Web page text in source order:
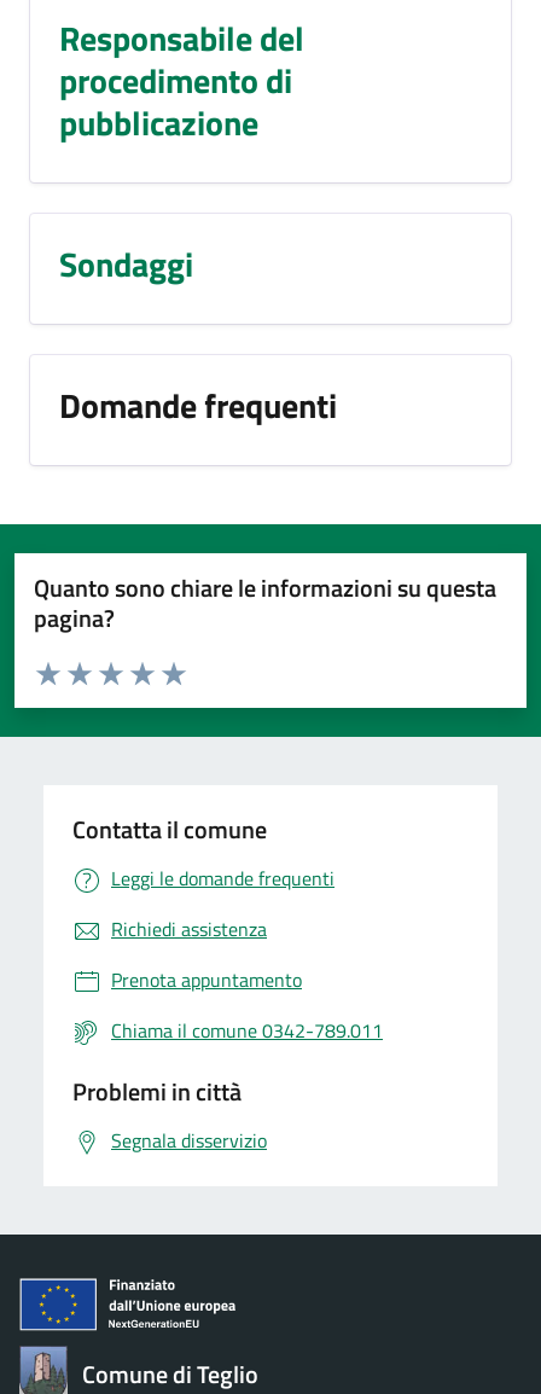
Responsabile del
procedimento di
pubblicazione
Sondaggi
Domande frequenti
Quanto sono chiare le informazioni su questa
pagina?
Valuta da 1 a 5 stelle la pagina
Valuta 5 stelle su 5
Valuta 4 stelle su 5
Valuta 3 stelle su 5
Valuta 2 stelle su 5
Valuta 1 stelle su 5
Contatta il comune
Leggi le domande frequenti
Richiedi assistenza
Prenota appuntamento
Chiama il comune 0342-789.011
Problemi in città
Segnala disservizio
Comune di Teglio